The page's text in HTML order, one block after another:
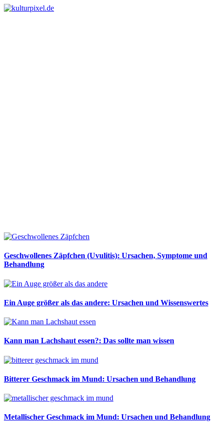
Geschwollenes Zäpfchen (Uvulitis): Ursachen, Symptome und
Behandlung
Ein Auge größer als das andere: Ursachen und Wissenswertes
Kann man Lachshaut essen?: Das sollte man wissen
Bitterer Geschmack im Mund: Ursachen und Behandlung
Metallischer Geschmack im Mund: Ursachen und Behandlung